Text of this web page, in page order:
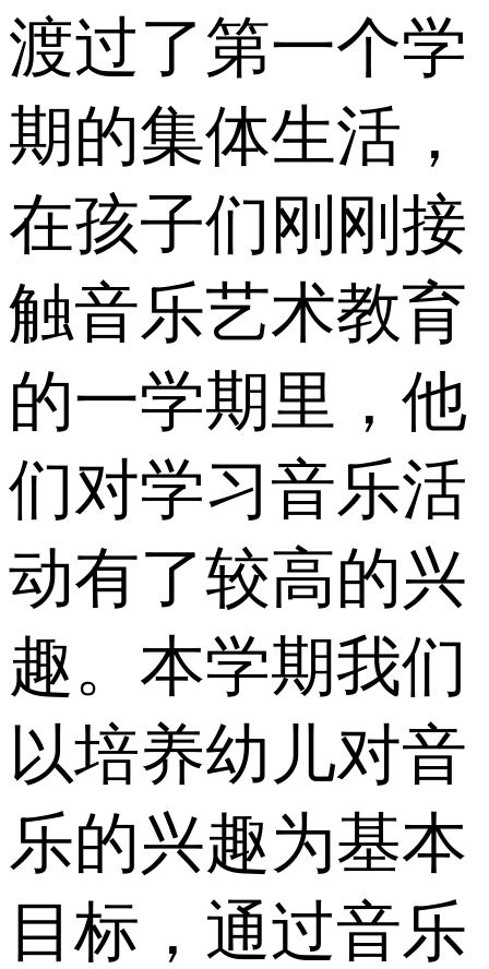
渡过了第一个学
期的集体生活，
在孩子们刚刚接
触音乐艺术教育
的一学期里，他
们对学习音乐活
动有了较高的兴
趣。本学期我们
以培养幼儿对音
乐的兴趣为基本
目标，通过音乐